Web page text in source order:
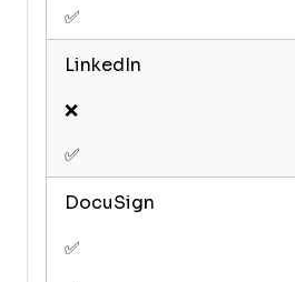
✅
LinkedIn
❌
✅
DocuSign
✅